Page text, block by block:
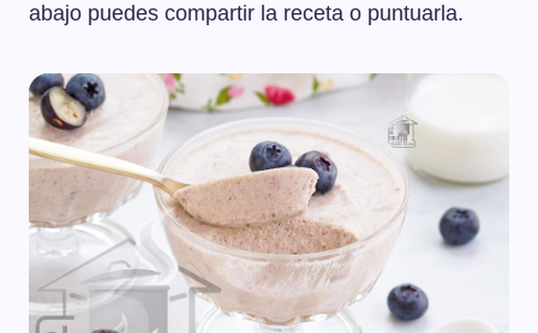
abajo puedes compartir la receta o puntuarla.